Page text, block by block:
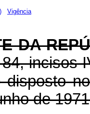
Vigência
DA
incisos
de